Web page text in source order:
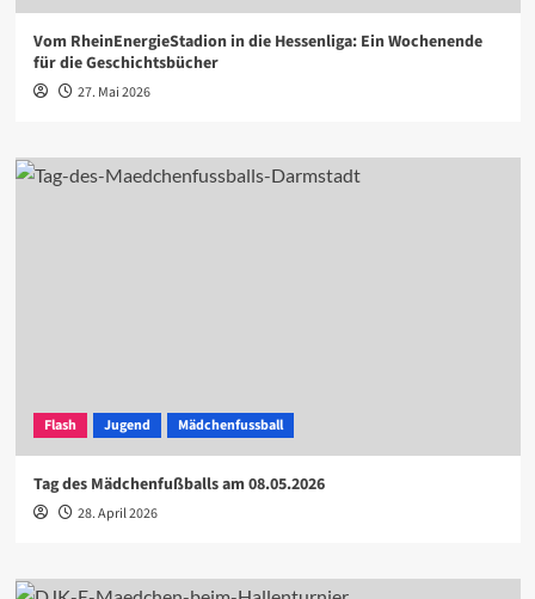
Vom RheinEnergieStadion in die Hessenliga: Ein Wochenende
für die Geschichtsbücher
27. Mai 2026
Flash Jugend Mädchenfussball
Tag des Mädchenfußballs am 08.05.2026
28. April 2026